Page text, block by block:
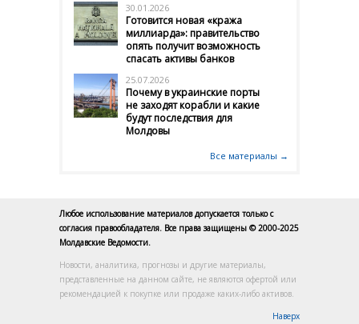
30.01.2026
Готовится новая «кража
миллиарда»: правительство
опять получит возможность
спасать активы банков
25.07.2026
Почему в украинские порты
не заходят корабли и какие
будут последствия для
Молдовы
Все материалы →
Любое использование материалов допускается только с
согласия правообладателя. Все права защищены © 2000-2025
Молдавские Ведомости.
Новости, аналитика, прогнозы и другие материалы,
представленные на данном сайте, не являются офертой или
рекомендацией к покупке или продаже каких-либо активов.
Наверх